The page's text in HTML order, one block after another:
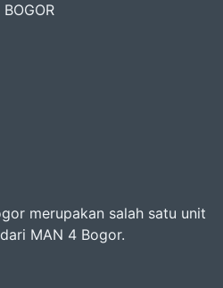
merupakan salah satu unit
MAN 4 Bogor.